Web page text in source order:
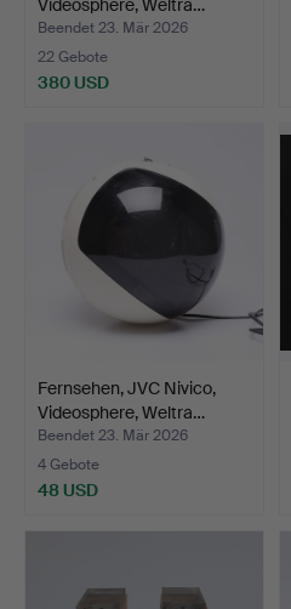
Videosphere, Weltra…
Beendet 23. Mär 2026
22 Gebote
380 USD
Fernsehen, JVC Nivico,
Videosphere, Weltra…
Beendet 23. Mär 2026
4 Gebote
48 USD